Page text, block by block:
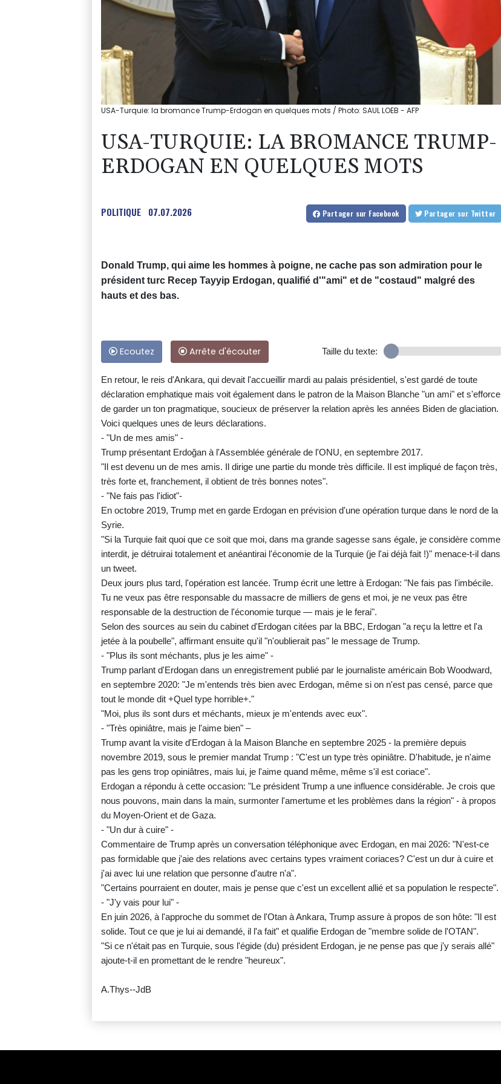
USA-Turquie: la bromance Trump-Erdogan en quelques mots / Photo: SAUL LOEB - AFP
USA-TURQUIE: LA BROMANCE TRUMP-
ERDOGAN EN QUELQUES MOTS
POLITIQUE 07.07.2026 Partager sur Facebook Partager sur Twitter
Donald Trump, qui aime les hommes à poigne, ne cache pas son admiration pour le
président turc Recep Tayyip Erdogan, qualifié d'"ami" et de "costaud" malgré des
hauts et des bas.
Ecoutez Arrête d'écouter Taille du texte:
En retour, le reis d'Ankara, qui devait l'accueillir mardi au palais présidentiel, s'est gardé de toute
déclaration emphatique mais voit également dans le patron de la Maison Blanche "un ami" et s'efforce
de garder un ton pragmatique, soucieux de préserver la relation après les années Biden de glaciation.
Voici quelques unes de leurs déclarations.
- "Un de mes amis" -
Trump présentant Erdoğan à l'Assemblée générale de l'ONU, en septembre 2017.
"Il est devenu un de mes amis. Il dirige une partie du monde très difficile. Il est impliqué de façon très,
très forte et, franchement, il obtient de très bonnes notes".
- "Ne fais pas l'idiot"-
En octobre 2019, Trump met en garde Erdogan en prévision d'une opération turque dans le nord de la
Syrie.
"Si la Turquie fait quoi que ce soit que moi, dans ma grande sagesse sans égale, je considère comme
interdit, je détruirai totalement et anéantirai l'économie de la Turquie (je l'ai déjà fait !)" menace-t-il dans
un tweet.
Deux jours plus tard, l'opération est lancée. Trump écrit une lettre à Erdogan: "Ne fais pas l'imbécile.
Tu ne veux pas être responsable du massacre de milliers de gens et moi, je ne veux pas être
responsable de la destruction de l'économie turque — mais je le ferai".
Selon des sources au sein du cabinet d'Erdogan citées par la BBC, Erdogan "a reçu la lettre et l'a
jetée à la poubelle", affirmant ensuite qu'il "n'oublierait pas" le message de Trump.
- "Plus ils sont méchants, plus je les aime" -
Trump parlant d'Erdogan dans un enregistrement publié par le journaliste américain Bob Woodward,
en septembre 2020: "Je m'entends très bien avec Erdogan, même si on n'est pas censé, parce que
tout le monde dit +Quel type horrible+."
"Moi, plus ils sont durs et méchants, mieux je m'entends avec eux".
- "Très opiniâtre, mais je l'aime bien" –
Trump avant la visite d'Erdogan à la Maison Blanche en septembre 2025 - la première depuis
novembre 2019, sous le premier mandat Trump : "C'est un type très opiniâtre. D'habitude, je n'aime
pas les gens trop opiniâtres, mais lui, je l'aime quand même, même s'il est coriace".
Erdogan a répondu à cette occasion: "Le président Trump a une influence considérable. Je crois que
nous pouvons, main dans la main, surmonter l'amertume et les problèmes dans la région" - à propos
du Moyen-Orient et de Gaza.
- "Un dur à cuire" -
Commentaire de Trump après un conversation téléphonique avec Erdogan, en mai 2026: "N'est-ce
pas formidable que j'aie des relations avec certains types vraiment coriaces? C'est un dur à cuire et
j'ai avec lui une relation que personne d'autre n'a".
"Certains pourraient en douter, mais je pense que c'est un excellent allié et sa population le respecte".
- "J'y vais pour lui" -
En juin 2026, à l'approche du sommet de l'Otan à Ankara, Trump assure à propos de son hôte: "Il est
solide. Tout ce que je lui ai demandé, il l'a fait" et qualifie Erdogan de "membre solide de l'OTAN".
"Si ce n'était pas en Turquie, sous l'égide (du) président Erdogan, je ne pense pas que j'y serais allé"
ajoute-t-il en promettant de le rendre "heureux".
A.Thys--JdB